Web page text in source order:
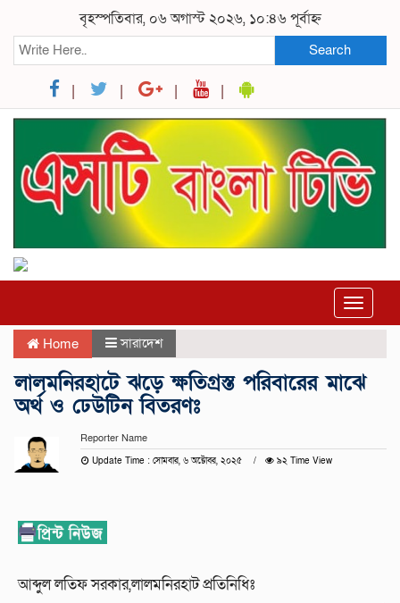
বৃহস্পতিবার, ০৬ অগাস্ট ২০২৬, ১০:৪৬ পূর্বাহ্ন
Search
Toggle
Home সারাদেশ
লালমনিরহাটে ঝড়ে ক্ষতিগ্রস্ত পরিবারের মাঝে
অর্থ ও ঢেউটিন বিতরণঃ
Reporter Name
Update Time : সোমবার, ৬ অক্টোবর, ২০২৫ ৯২ Time View
আব্দুল লতিফ সরকার,লালমনিরহাট প্রতিনিধিঃ